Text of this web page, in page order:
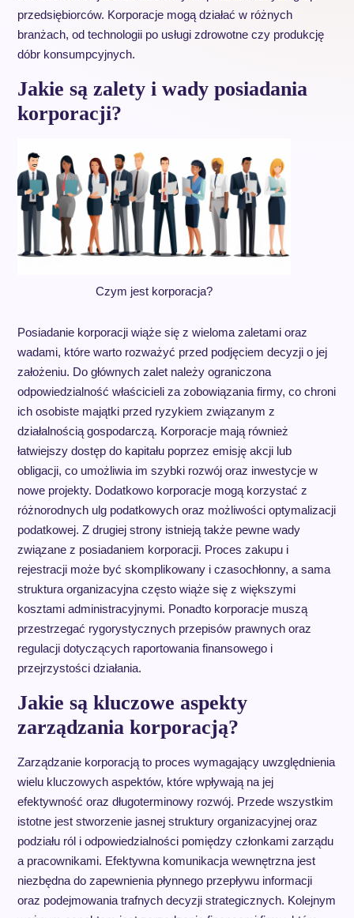
przedsiębiorców. Korporacje mogą działać w różnych
branżach, od technologii po usługi zdrowotne czy produkcję
dóbr konsumpcyjnych.
Jakie są zalety i wady posiadania
korporacji?
Czym jest korporacja?
Posiadanie korporacji wiąże się z wieloma zaletami oraz
wadami, które warto rozważyć przed podjęciem decyzji o jej
założeniu. Do głównych zalet należy ograniczona
odpowiedzialność właścicieli za zobowiązania firmy, co chroni
ich osobiste majątki przed ryzykiem związanym z
działalnością gospodarczą. Korporacje mają również
łatwiejszy dostęp do kapitału poprzez emisję akcji lub
obligacji, co umożliwia im szybki rozwój oraz inwestycje w
nowe projekty. Dodatkowo korporacje mogą korzystać z
różnorodnych ulg podatkowych oraz możliwości optymalizacji
podatkowej. Z drugiej strony istnieją także pewne wady
związane z posiadaniem korporacji. Proces zakupu i
rejestracji może być skomplikowany i czasochłonny, a sama
struktura organizacyjna często wiąże się z większymi
kosztami administracyjnymi. Ponadto korporacje muszą
przestrzegać rygorystycznych przepisów prawnych oraz
regulacji dotyczących raportowania finansowego i
przejrzystości działania.
Jakie są kluczowe aspekty
zarządzania korporacją?
Zarządzanie korporacją to proces wymagający uwzględnienia
wielu kluczowych aspektów, które wpływają na jej
efektywność oraz długoterminowy rozwój. Przede wszystkim
istotne jest stworzenie jasnej struktury organizacyjnej oraz
podziału ról i odpowiedzialności pomiędzy członkami zarządu
a pracownikami. Efektywna komunikacja wewnętrzna jest
niezbędna do zapewnienia płynnego przepływu informacji
oraz podejmowania trafnych decyzji strategicznych. Kolejnym